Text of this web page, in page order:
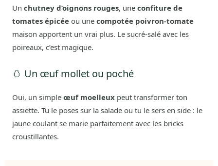
Un chutney d’oignons rouges, une confiture de
tomates épicée ou une compotée poivron-tomate
maison apportent un vrai plus. Le sucré-salé avec les
poireaux, c’est magique.
🥚 Un œuf mollet ou poché
Oui, un simple œuf moelleux peut transformer ton
assiette. Tu le poses sur la salade ou tu le sers en side : le
jaune coulant se marie parfaitement avec les bricks
croustillantes.